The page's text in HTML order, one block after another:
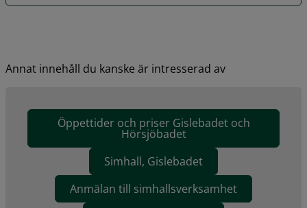
Annat innehåll du kanske är intresserad av
Öppettider och priser Gislebadet och
Hörsjöbadet
Simhall, Gislebadet
Anmälan till simhallsverksamhet